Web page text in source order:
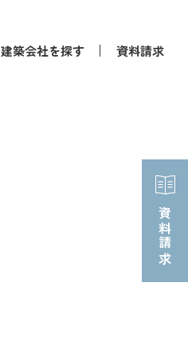
建築会社を探す 資料請求
資料請求